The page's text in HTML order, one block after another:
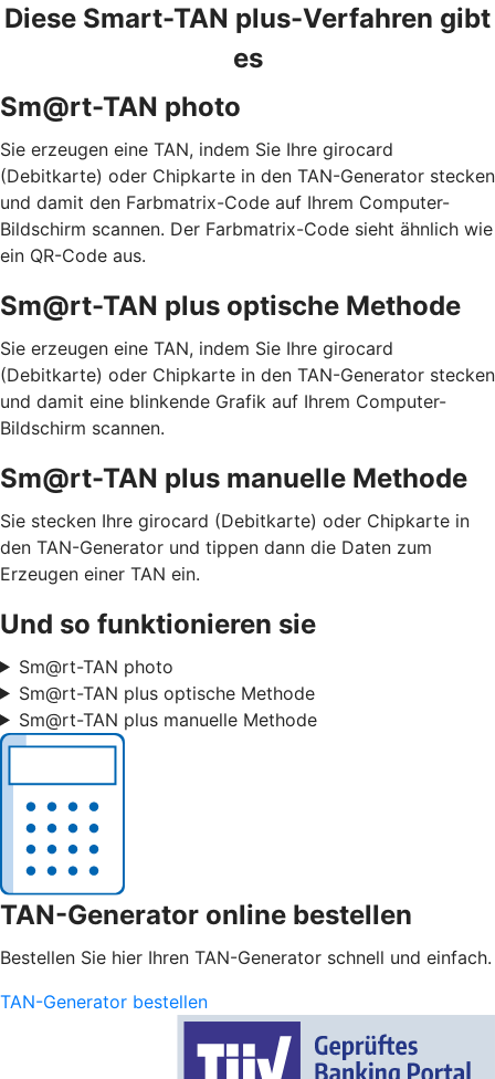
Diese Smart-TAN plus-Verfahren gibt
es
Sm@rt-TAN photo
Sie erzeugen eine TAN, indem Sie Ihre girocard
(Debitkarte) oder Chipkarte in den TAN-Generator stecken
und damit den Farbmatrix-Code auf Ihrem Computer-
Bildschirm scannen. Der Farbmatrix-Code sieht ähnlich wie
ein QR-Code aus.
Sm@rt-TAN plus optische Methode
Sie erzeugen eine TAN, indem Sie Ihre girocard
(Debitkarte) oder Chipkarte in den TAN-Generator stecken
und damit eine blinkende Grafik auf Ihrem Computer-
Bildschirm scannen.
Sm@rt-TAN plus manuelle Methode
Sie stecken Ihre girocard (Debitkarte) oder Chipkarte in
den TAN-Generator und tippen dann die Daten zum
Erzeugen einer TAN ein.
Und so funktionieren sie
Sm@rt-TAN photo
Sm@rt-TAN plus optische Methode
Sm@rt-TAN plus manuelle Methode
TAN-Generator online bestellen
Bestellen Sie hier Ihren TAN-Generator schnell und einfach.
TAN-Generator bestellen